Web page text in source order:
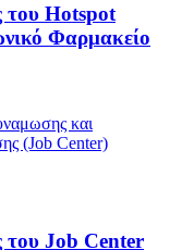
του Hotspot
Φαρμακείο
και
(Job Center)
του Job Center